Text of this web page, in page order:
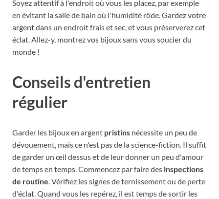
Soyez attentif à l'endroit où vous les placez, par exemple
en évitant la salle de bain où l'humidité rôde. Gardez votre
argent dans un endroit frais et sec, et vous préserverez cet
éclat. Allez-y, montrez vos bijoux sans vous soucier du
monde !
Conseils d'entretien
régulier
Garder les bijoux en argent pristins nécessite un peu de
dévouement, mais ce n'est pas de la science-fiction. Il suffit
de garder un œil dessus et de leur donner un peu d'amour
de temps en temps. Commencez par faire des inspections
de routine. Vérifiez les signes de ternissement ou de perte
d'éclat. Quand vous les repérez, il est temps de sortir les